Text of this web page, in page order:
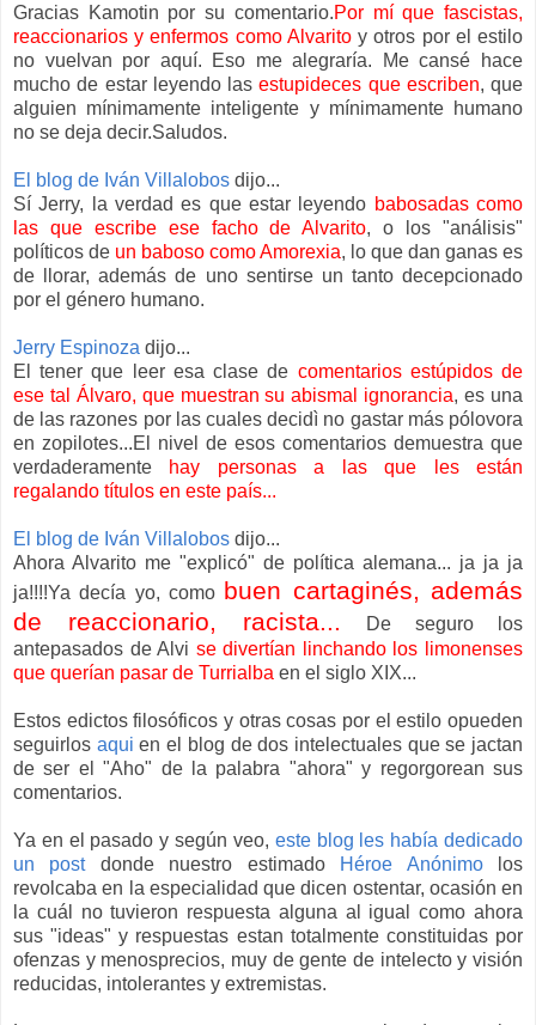
Gracias Kamotin por su comentario.Por mí que fascistas,
reaccionarios y enfermos como Alvaritoy otros por el estilo
no vuelvan por aquí. Eso me alegraría. Me cansé hace
mucho de estar leyendo lasestupideces que escriben, que
alguien mínimamente inteligente y mínimamente humano
no se deja decir.Saludos.
El blog de Iván Villalobos dijo...
Sí Jerry, la verdad es que estar leyendo babosadas como
las que escribe ese facho de Alvarito, o los "análisis"
políticos de un baboso como Amorexia, lo que dan ganas es
de llorar, además de uno sentirse un tanto decepcionado
por el género humano.
Jerry Espinoza dijo...
El tener que leer esa clase de comentarios estúpidos de
ese tal Álvaro, que muestran su abismal ignorancia, es una
de las razones por las cuales decidì no gastar más pólovora
en zopilotes...El nivel de esos comentarios demuestra que
verdaderamente hay personas a las que les están
regalando títulos en este país...
El blog de Iván Villalobos dijo...
Ahora Alvarito me "explicó" de política alemana... ja ja ja
ja!!!!Ya decía yo, como buen cartaginés, además
de reaccionario, racista...
De seguro los
antepasados de Alvi sedivertían linchando los limonenses
que querían pasar de Turrialba en el siglo XIX...
Estos edictos filosóficos y otras cosas por el estilo opueden
seguirlos aqui en el blog de dos intelectuales que se jactan
de ser el "Aho" de la palabra "ahora" y regorgorean sus
comentarios.
Ya en el pasado y según veo, este blog les había dedicado
un post donde nuestro estimado Héroe Anónimo
los
revolcaba en la especialidad que dicen ostentar, ocasión en
la cuál no tuvieron respuesta alguna al igual como ahora
sus "ideas" y respuestas estan totalmente constituidas por
ofenzas y menosprecios, muy de gente de intelecto y visión
reducidas, intolerantes y extremistas.